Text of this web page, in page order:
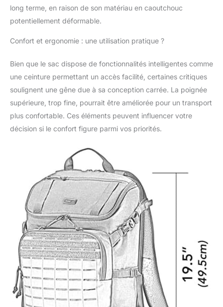
long terme, en raison de son matériau en caoutchouc
potentiellement déformable.
Confort et ergonomie : une utilisation pratique ?
Bien que le sac dispose de fonctionnalités intelligentes comme
une ceinture permettant un accès facilité, certaines critiques
soulignent une gêne due à sa conception carrée. La poignée
supérieure, trop fine, pourrait être améliorée pour un transport
plus confortable. Ces éléments peuvent influencer votre
décision si le confort figure parmi vos priorités.